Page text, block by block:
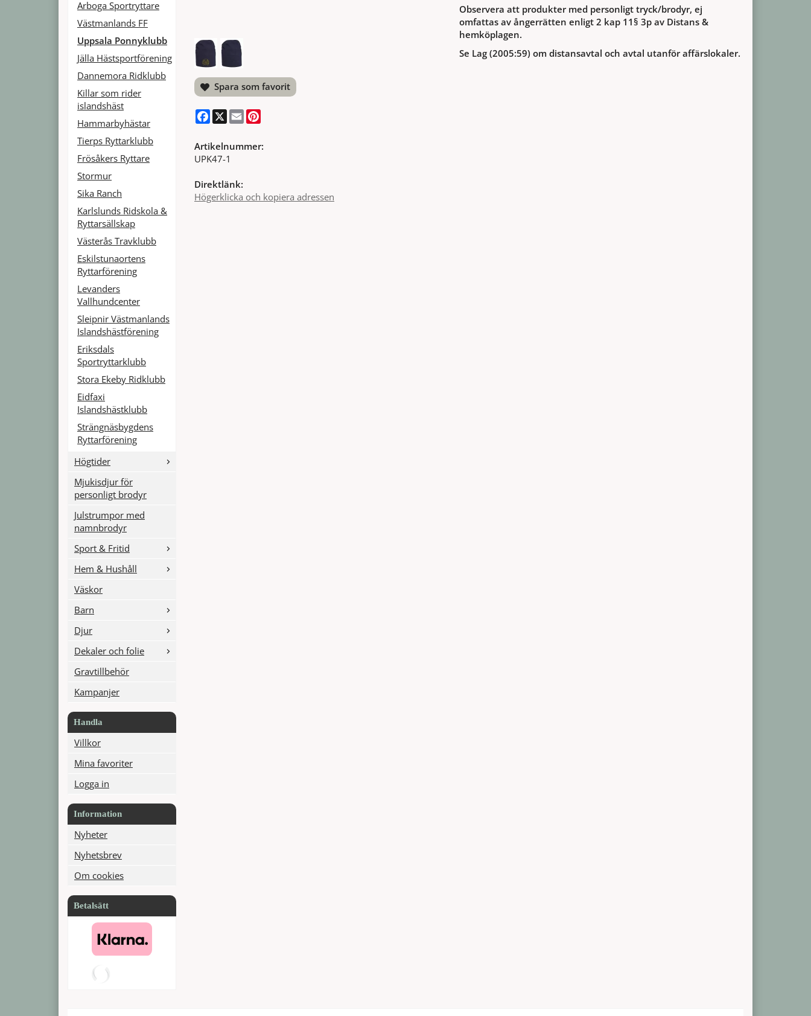
Arboga Sportryttare
Västmanlands FF
Uppsala Ponnyklubb
Jälla Hästsportförening
Dannemora Ridklubb
Killar som rider
islandshäst
Hammarbyhästar
Tierps Ryttarklubb
Frösåkers Ryttare
Stormur
Sika Ranch
Karlslunds Ridskola &
Ryttarsällskap
Västerås Travklubb
Eskilstunaortens
Ryttarförening
Levanders
Vallhundcenter
Sleipnir Västmanlands
Islandshästförening
Eriksdals
Sportryttarklubb
Stora Ekeby Ridklubb
Eidfaxi
Islandshästklubb
Strängnäsbygdens
Ryttarförening
Högtider
Mjukisdjur för
personligt brodyr
Julstrumpor med
namnbrodyr
Sport & Fritid
Hem & Hushåll
Väskor
Barn
Djur
Dekaler och folie
Gravtillbehör
Kampanjer
Handla
Villkor
Mina favoriter
Logga in
Information
Nyheter
Nyhetsbrev
Om cookies
Betalsätt
Observera att produkter med personligt tryck/brodyr, ej
omfattas av ångerrätten enligt 2 kap 11§ 3p av Distans &
hemköplagen.
Se Lag (2005:59) om distansavtal och avtal utanför affärslokaler.
Spara som favorit
Facebook
X Email
Artikelnummer:
UPK47-1
Direktlänk:
Högerklicka och kopiera adressen